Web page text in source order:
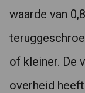
waarde van
of kleiner. De
overheid